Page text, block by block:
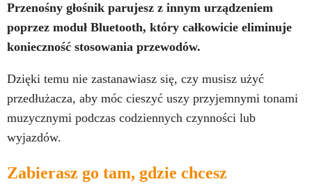
Przenośny głośnik parujesz z innym urządzeniem
poprzez moduł Bluetooth, który całkowicie eliminuje
konieczność stosowania przewodów.
Dzięki temu nie zastanawiasz się, czy musisz użyć
przedłużacza, aby móc cieszyć uszy przyjemnymi tonami
muzycznymi podczas codziennych czynności lub
wyjazdów.
Zabierasz go tam, gdzie chcesz